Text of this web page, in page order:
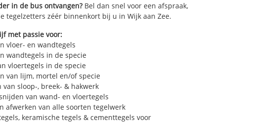
in de bus ontvangen?Bel dan snel voor een afspraak,
tegelzetters zéér binnenkort bij u in Wijk aan Zee.
met passie voor:
vloer- en wandtegels
wandtegels in de specie
vloertegels in de specie
van lijm, mortel en/of specie
van sloop-, breek- & hakwerk
van wand- en vloertegels
afwerken van alle soorten tegelwerk
keramische tegels & cementtegels voor